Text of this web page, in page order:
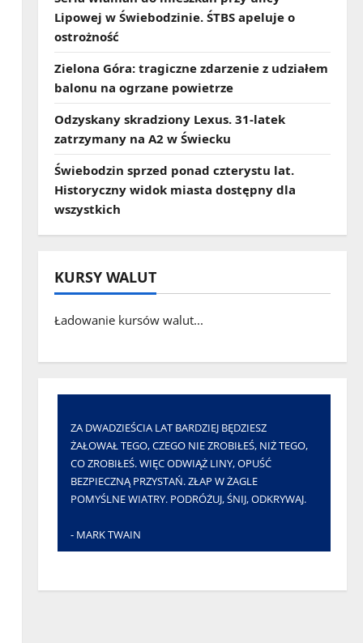
Lipowej w Świebodzinie. ŚTBS apeluje o
ostrożność
Zielona Góra: tragiczne zdarzenie z udziałem
balonu na ogrzane powietrze
Odzyskany skradziony Lexus. 31‑latek
zatrzymany na A2 w Świecku
Świebodzin sprzed ponad czterystu lat.
Historyczny widok miasta dostępny dla
wszystkich
KURSY WALUT
Ładowanie kursów walut...
ZA DWADZIEŚCIA LAT BARDZIEJ BĘDZIESZ
ŻAŁOWAŁ TEGO, CZEGO NIE ZROBIŁEŚ, NIŻ TEGO,
CO ZROBIŁEŚ. WIĘC ODWIĄŻ LINY, OPUŚĆ
BEZPIECZNĄ PRZYSTAŃ. ZŁAP W ŻAGLE
POMYŚLNE WIATRY. PODRÓŻUJ, ŚNIJ, ODKRYWAJ.
- MARK TWAIN